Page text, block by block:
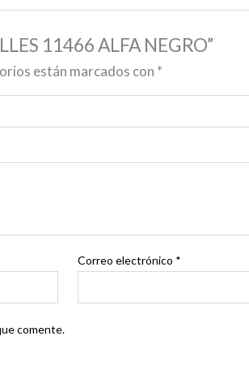
11466 ALFA NEGRO”
están marcados con *
Correo electrónico *
comente.